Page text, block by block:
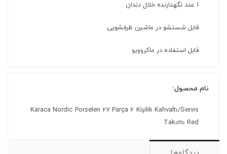
1 عدد نگهدارنده خلال دندان
قابل شستشو در ماشین ظرفشویی
قابل استفاده در ماکروویو
نام محصول:
Karaca Nordic Porselen 27 Parça 6 Kişilik Kahvaltı/Servis
Takımı Red